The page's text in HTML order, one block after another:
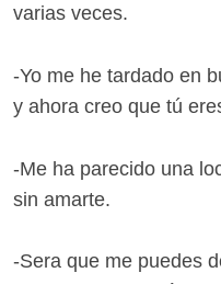
varias veces.
-Yo me he tardado en
y ahora creo que tú
-Me ha parecido una
sin amarte.
-Sera que me puedes